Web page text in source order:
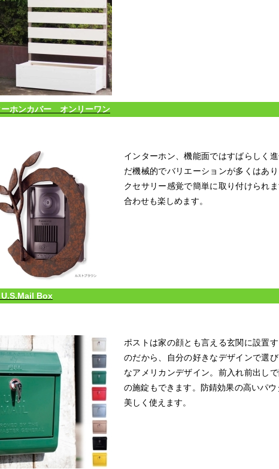
ホンカバー オンリーワン
インターホン、機能面ではすばらしく
だ機械的でバリエーションが多くはあ
クセサリー感覚で簡単に取り付けられ
合わせも楽しめます。
U.S.Mail Box
ポストは家の顔とも言える玄関に設置
のだから、自分の好きなデザインで選
なアメリカンデザイン。前入れ前出し
の施錠もできます。防錆効果の高いパ
美しく使えます。